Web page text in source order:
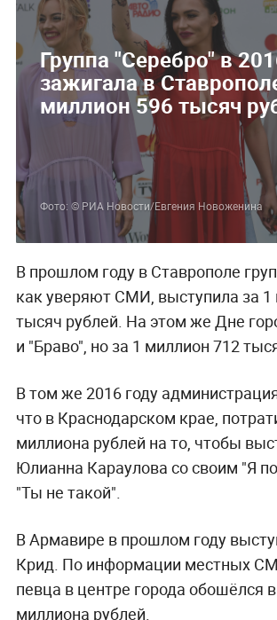
Группа "Серебро" в
зажигала в
миллион 596 тысяч
Фото: © РИА Новости/Евгения Новоженина
В прошлом году в Ставрополе
как уверяют СМИ, выступила за 1
тысяч рублей. На этом же Дне
и "Браво", но за 1 миллион 712
В том же 2016 году
что в Краснодарском крае,
миллиона рублей на то, чтобы
Юлианна Караулова со своим "Я
"Ты не такой".
В Армавире в прошлом году
Крид. По информации местных
певца в центре города обошёлся
миллиона рублей.